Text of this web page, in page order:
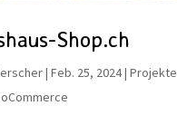
Shop.ch
| Feb. 25, 2024| Projekte